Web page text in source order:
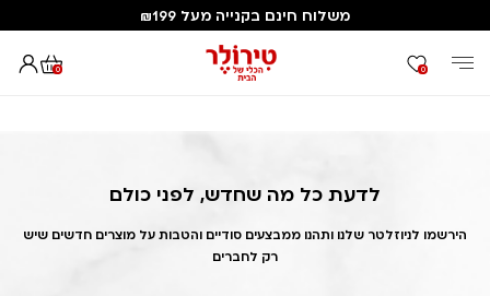
משלוח חינם בקנייה מעל ₪199
0 0
דף הבית Out of Stock Alert 2025/04/07 1744013037
לדעת כל מה שחדש, לפני כולם
הירשמו לניוזלטר שלנו ותהנו ממבצעים סודיים והטבות על מוצרים חדשים שיש
רק לחברים